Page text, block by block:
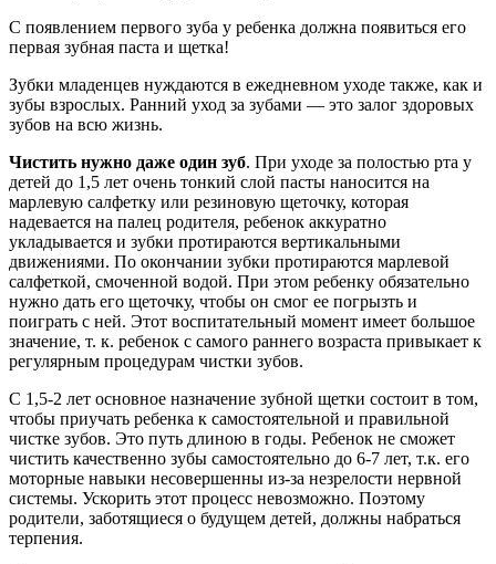
С появлением первого зуба у ребенка должна появиться его
первая зубная паста и щетка!
Зубки младенцев нуждаются в ежедневном уходе также, как и
зубы взрослых. Ранний уход за зубами — это залог здоровых
зубов на всю жизнь.
Чистить нужно даже один зуб. При уходе за полостью рта у
детей до 1,5 лет очень тонкий слой пасты наносится на
марлевую салфетку или резиновую щеточку, которая
надевается на палец родителя, ребенок аккуратно
укладывается и зубки протираются вертикальными
движениями. По окончании зубки протираются марлевой
салфеткой, смоченной водой. При этом ребенку обязательно
нужно дать его щеточку, чтобы он смог ее погрызть и
поиграть с ней. Этот воспитательный момент имеет большое
значение, т. к. ребенок с самого раннего возраста привыкает к
регулярным процедурам чистки зубов.
С 1,5-2 лет основное назначение зубной щетки состоит в том,
чтобы приучать ребенка к самостоятельной и правильной
чистке зубов. Это путь длиною в годы. Ребенок не сможет
чистить качественно зубы самостоятельно до 6-7 лет, т.к. его
моторные навыки несовершенны из-за незрелости нервной
системы. Ускорить этот процесс невозможно. Поэтому
родители, заботящиеся о будущем детей, должны набраться
терпения.